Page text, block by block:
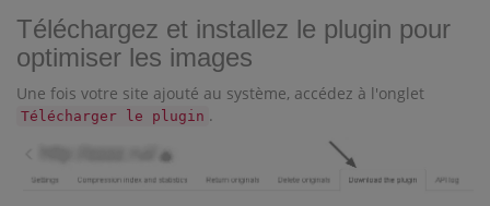
Téléchargez et installez le plugin pour
optimiser les images
Une fois votre site ajouté au système, accédez à l'onglet
Télécharger le plugin .